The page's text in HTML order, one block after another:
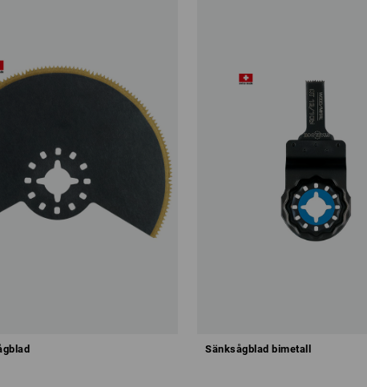
Sänksågblad bimetall